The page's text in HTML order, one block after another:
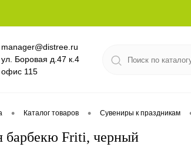
manager@distree.ru
ул. Боровая д.47 к.4
офис 115
• Каталог товаров • Сувениры к праздникам
барбекю Friti, черный